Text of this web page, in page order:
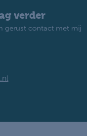
verder
gerust contact met mij